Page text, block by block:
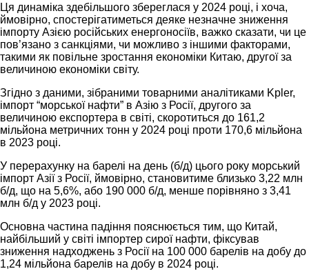
Ця динаміка здебільшого збереглася у 2024 році, і хоча,
ймовірно, спостерігатиметься деяке незначне зниження
імпорту Азією російських енергоносіїв, важко сказати, чи це
пов’язано з санкціями, чи можливо з іншими факторами,
такими як повільне зростання економіки Китаю, другої за
величиною економіки світу.
Згідно з даними, зібраними товарними аналітиками Kpler,
імпорт “морської нафти” в Азію з Росії, другого за
величиною експортера в світі, скоротиться до 161,2
мільйона метричних тонн у 2024 році проти 170,6 мільйона
в 2023 році.
У перерахунку на барелі на день (б/д) цього року морський
імпорт Азії з Росії, ймовірно, становитиме близько 3,22 млн
б/д, що на 5,6%, або 190 000 б/д, менше порівняно з 3,41
млн б/д у 2023 році.
Основна частина падіння пояснюється тим, що Китай,
найбільший у світі імпортер сирої нафти, фіксував
зниження надходжень з Росії на 100 000 барелів на добу до
1,24 мільйона барелів на добу в 2024 році.